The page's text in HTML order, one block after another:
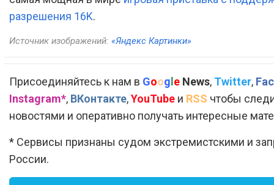
разрешения 16K.
Источник изображений: «Яндекс Картинки»
Присоединяйтесь к нам в Google News, Twitter,
Instagram*, ВКонтакте,YouTube и RSS чтобы
новостями и оперативно получать интересные
* Сервисы признаны судом экстремистскими и
России.